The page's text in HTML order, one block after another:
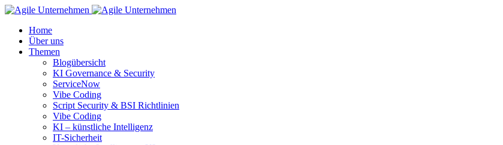
Home
Über uns
Themen
Blogübersicht
KI Governance & Security
ServiceNow
Vibe Coding
Script Security & BSI Richtlinien
Vibe Coding
KI – künstliche Intelligenz
IT-Sicherheit